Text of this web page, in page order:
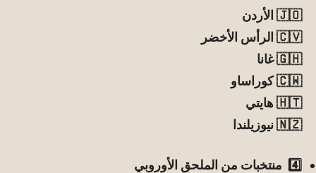
🇯🇴 الأردن
🇨🇻 الرأس الأخضر
🇬🇭 غانا
🇨🇼 كوراساو
🇭🇹 هايتي
🇳🇿 نيوزيلندا
4️⃣ منتخبات من الملحق الأوروبي